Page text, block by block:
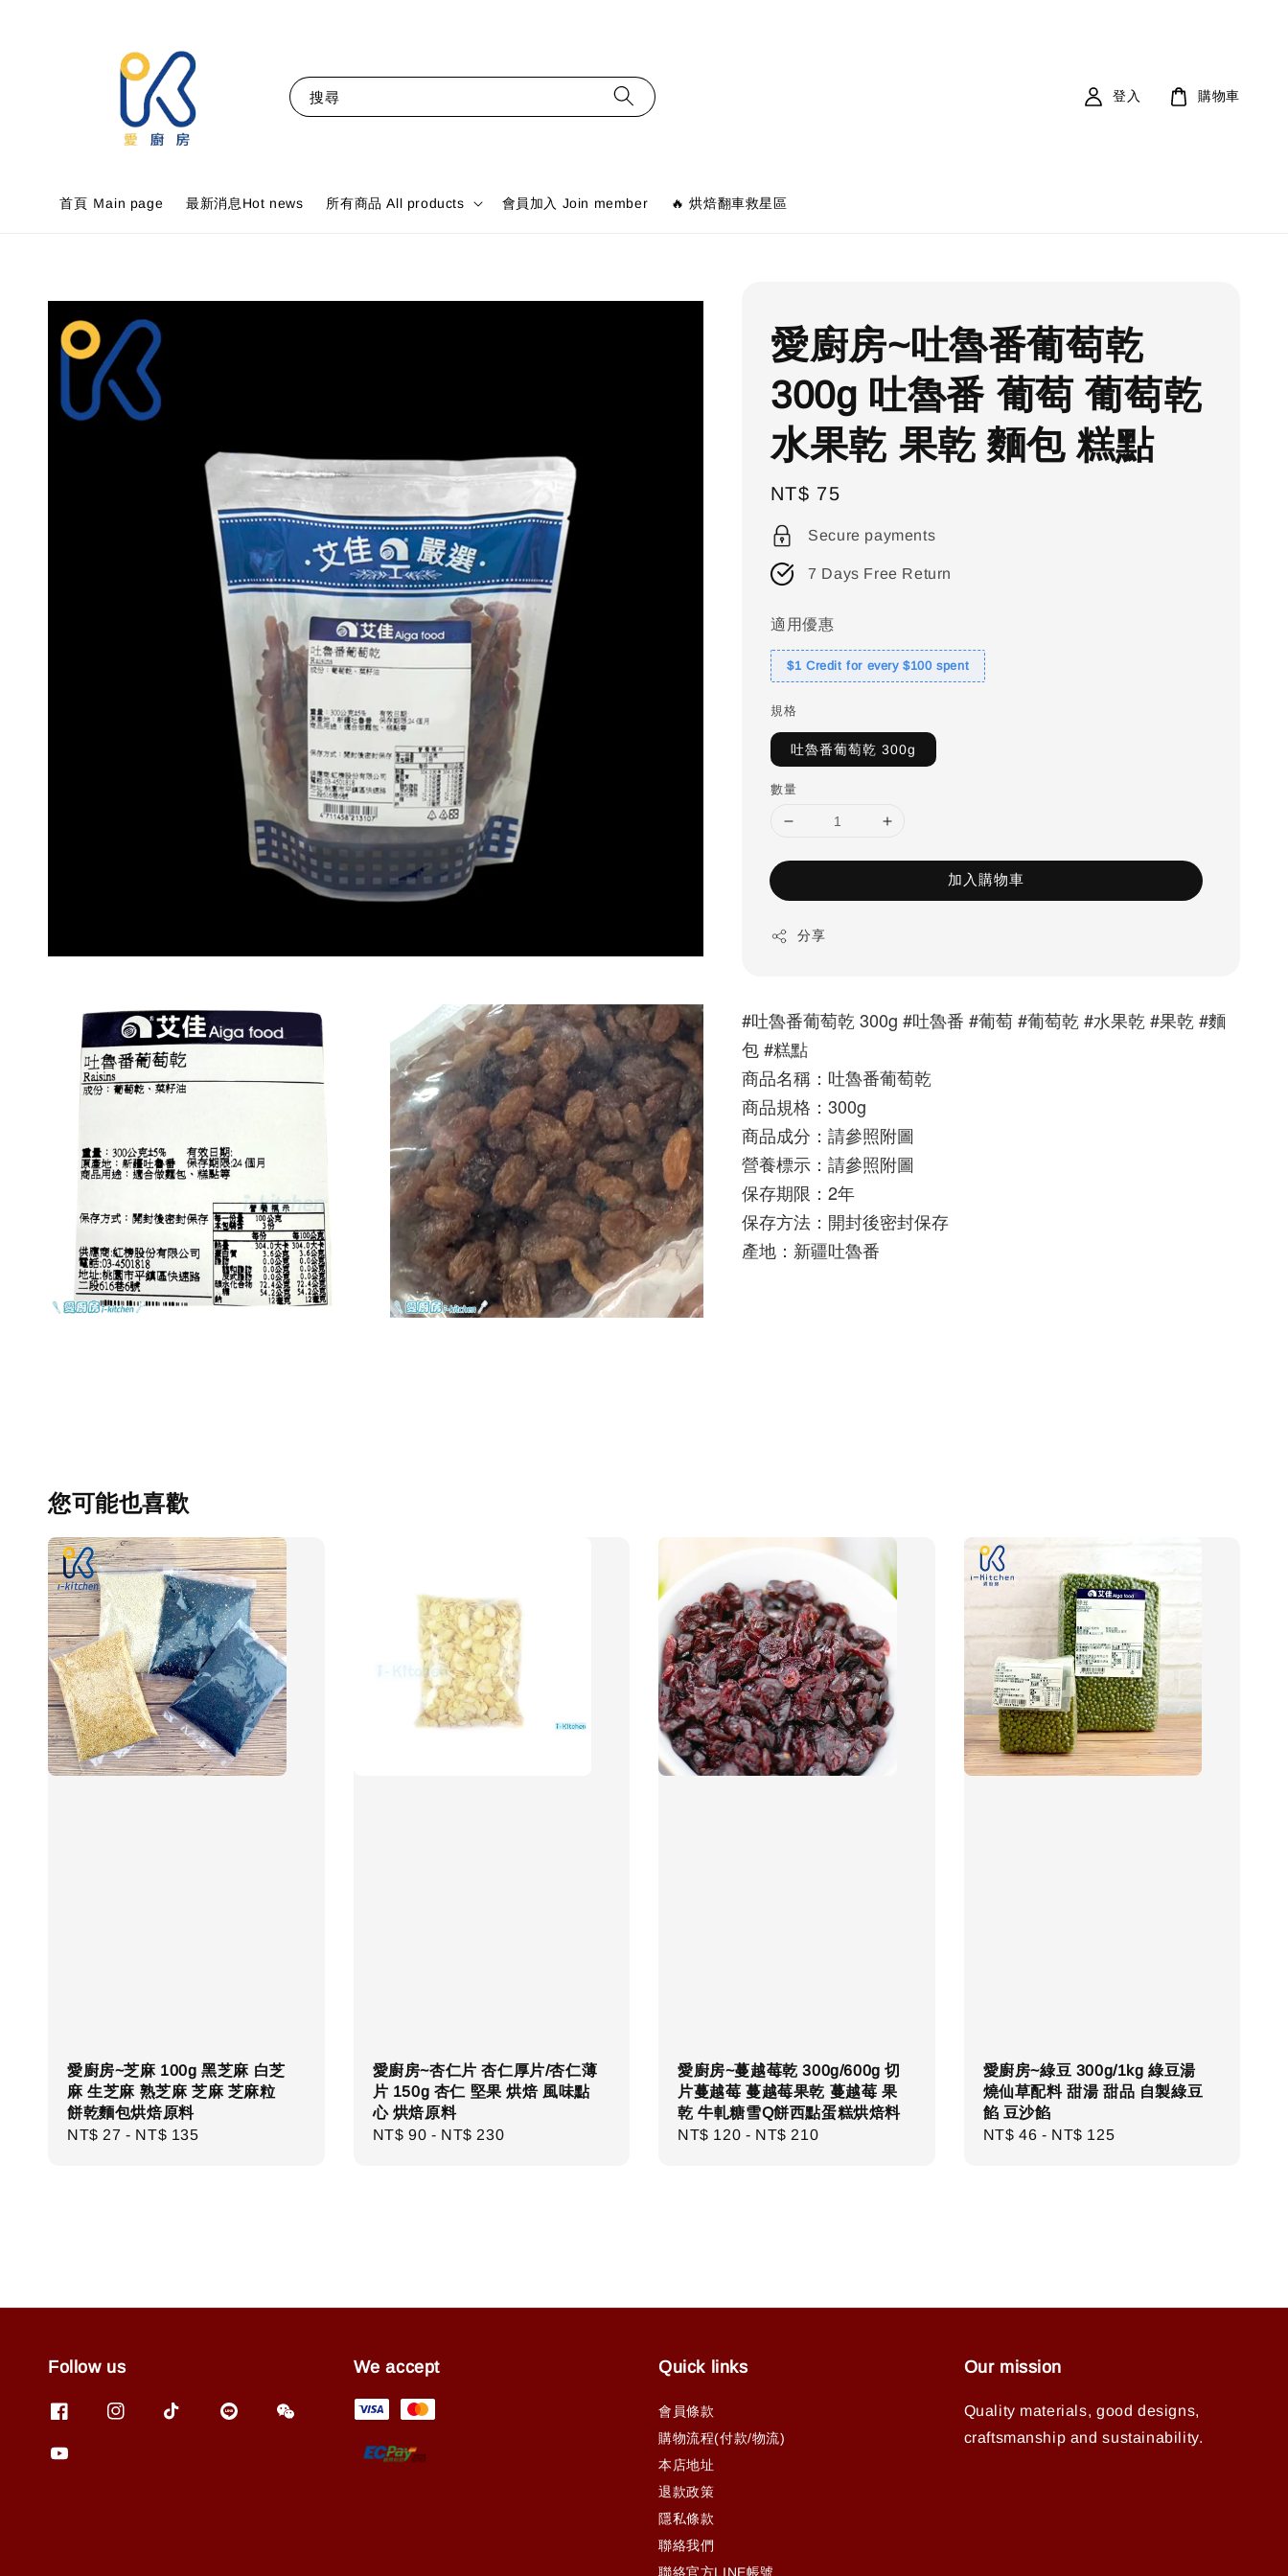
搜尋
首頁 Ｍain page 最新消息Hot news 所有商品 All products 會員加入 Join member 🔥 烘焙翻車救星區
登入 購物車
愛廚房~吐魯番葡萄乾
300g 吐魯番 葡萄 葡萄乾
水果乾 果乾 麵包 糕點
Regular
price
NT$ 75
Secure payments
7 Days Free Return
適用優惠
$1 Credit for every $100 spent
規格
吐魯番葡萄乾 300g
數量
加入購物車
分享
#吐魯番葡萄乾 300g #吐魯番 #葡萄 #葡萄乾 #水果乾 #果乾 #麵
包 #糕點
商品名稱：吐魯番葡萄乾
商品規格：300g
商品成分：請參照附圖
營養標示：請參照附圖
保存期限：2年
保存方法：開封後密封保存
產地：新疆吐魯番
您可能也喜歡
愛廚房~芝麻 100g 黑芝麻 白芝
麻 生芝麻 熟芝麻 芝麻 芝麻粒
餅乾麵包烘焙原料
Regular
NT$ 27 - NT$ 135
愛廚房~杏仁片 杏仁厚片/杏仁薄
片 150g 杏仁 堅果 烘焙 風味點
心 烘焙原料
Regular
NT$ 90 - NT$ 230
愛廚房~蔓越莓乾 300g/600g 切
片蔓越莓 蔓越莓果乾 蔓越莓 果
乾 牛軋糖雪Q餅西點蛋糕烘焙料
Regular
NT$ 120 - NT$ 210
愛廚房~綠豆 300g/1kg 綠豆湯
燒仙草配料 甜湯 甜品 自製綠豆
餡 豆沙餡
Regular
NT$ 46 - NT$ 125
Follow us We accept Quick links
會員條款
購物流程(付款/物流)
本店地址
退款政策
隱私條款
聯絡我們
聯絡官方LINE帳號
Our mission
Quality materials, good designs,
craftsmanship and sustainability.